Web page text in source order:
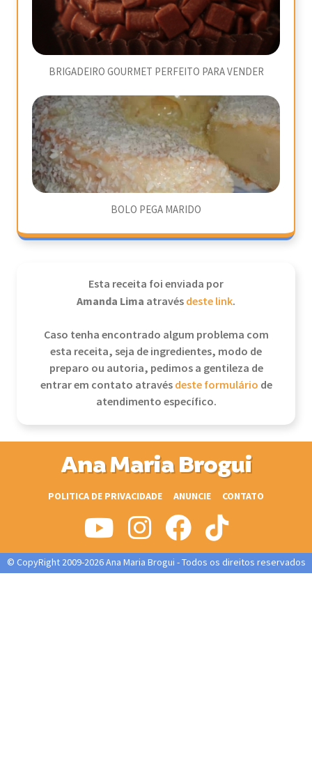
BRIGADEIRO GOURMET PERFEITO PARA VENDER
BOLO PEGA MARIDO
Esta receita foi enviada por
Amanda Lima atravésdeste link.
Caso tenha encontrado algum problema com
esta receita, seja de ingredientes, modo de
preparo ou autoria, pedimos a gentileza de
entrar em contato atravésdeste formulário de
atendimento específico.
Ana Maria Brogui
POLITICA DE PRIVACIDADE ANUNCIE CONTATO
© CopyRight 2009-2026 Ana Maria Brogui - Todos os direitos reservados